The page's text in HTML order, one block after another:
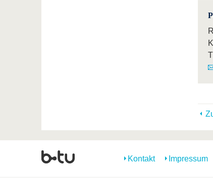
T
Kontakt Impressum